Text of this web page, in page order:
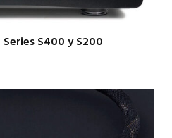
S400 y S200